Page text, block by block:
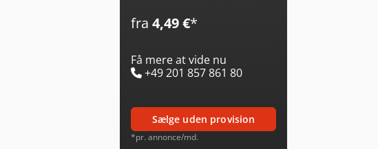
fra 4,49 €*
Få mere at vide nu
+49 201 857 861 80
sælge uden provision
*pr. annonce/md.